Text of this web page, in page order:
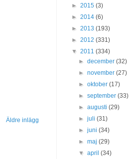
Äldre inlägg
► 2015 (3)
► 2014 (6)
► 2013 (193)
► 2012 (331)
▼ 2011 (334)
►december(32)
►november(27)
►oktober(17)
►september(33)
►augusti(29)
►juli(31)
►juni(34)
►maj(29)
▼april(34)